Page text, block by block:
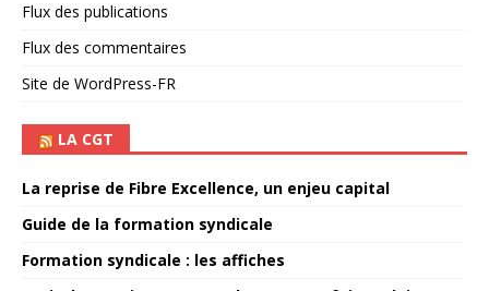
Flux des publications
Flux des commentaires
Site de WordPress-FR
LA CGT
La reprise de Fibre Excellence, un enjeu capital
Guide de la formation syndicale
Formation syndicale : les affiches